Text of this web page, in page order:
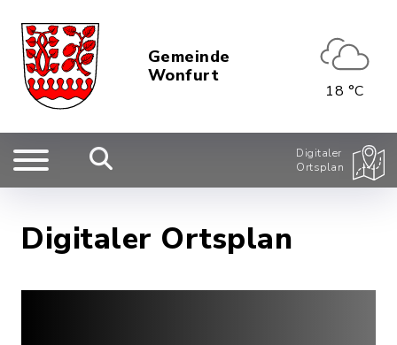
Gemeinde
Wonfurt
18 °C
Digitaler
Ortsplan
Digitaler Ortsplan